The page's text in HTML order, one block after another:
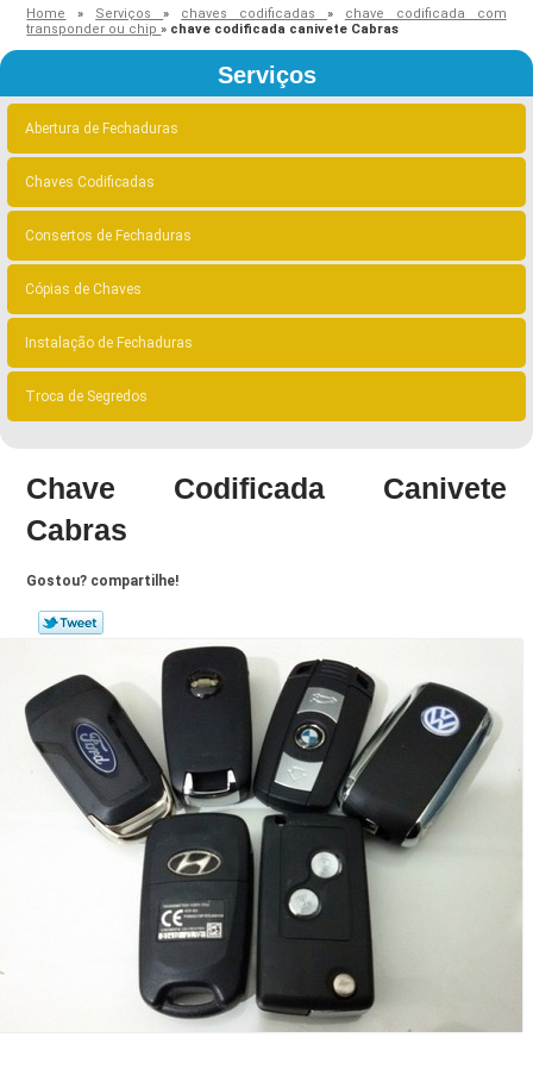
Home » Serviços» chaves codificadas » chave codificada com
transponder ou chip» chave codificada canivete Cabras
Serviços
Abertura de Fechaduras
Chaves Codificadas
Consertos de Fechaduras
Cópias de Chaves
Instalação de Fechaduras
Troca de Segredos
Chave Codificada Canivete
Cabras
Gostou? compartilhe!